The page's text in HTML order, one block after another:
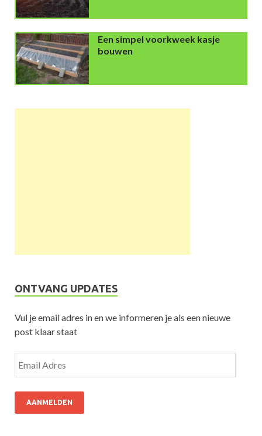
Een simpel voorkweek kasje
bouwen
ONTVANG UPDATES
Vul je email adres in en we informeren je als een nieuwe
post klaar staat
AANMELDEN